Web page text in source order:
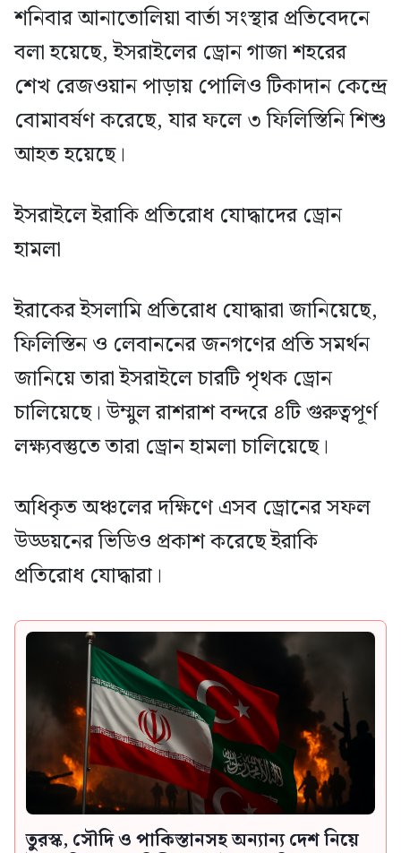
শনিবার আনাতোলিয়া বার্তা সংস্থার প্রতিবেদনে
বলা হয়েছে, ইসরাইলের ড্রোন গাজা শহরের
শেখ রেজওয়ান পাড়ায় পোলিও টিকাদান কেন্দ্রে
বোমাবর্ষণ করেছে, যার ফলে ৩ ফিলিস্তিনি শিশু
আহত হয়েছে।
ইসরাইলে ইরাকি প্রতিরোধ যোদ্ধাদের ড্রোন
হামলা
ইরাকের ইসলামি প্রতিরোধ যোদ্ধারা জানিয়েছে,
ফিলিস্তিন ও লেবাননের জনগণের প্রতি সমর্থন
জানিয়ে তারা ইসরাইলে চারটি পৃথক ড্রোন
চালিয়েছে। উম্মুল রাশরাশ বন্দরে ৪টি গুরুত্বপূর্ণ
লক্ষ্যবস্তুতে তারা ড্রোন হামলা চালিয়েছে।
অধিকৃত অঞ্চলের দক্ষিণে এসব ড্রোনের সফল
উড্ডয়নের ভিডিও প্রকাশ করেছে ইরাকি
প্রতিরোধ যোদ্ধারা।
তুরস্ক, সৌদি ও পাকিস্তানসহ অন্যান্য দেশ নিয়ে